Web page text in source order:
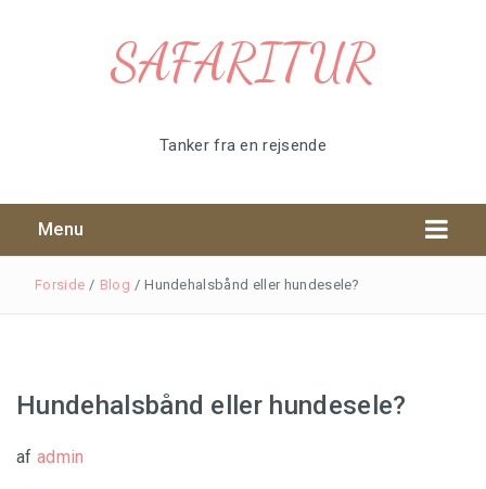
SAFARITUR
Tanker fra en rejsende
Menu
Tøj til safari
Safari udstyr
Forside / Blog / Hundehalsbånd eller hundesele?
Hundehalsbånd eller hundesele?
af admin